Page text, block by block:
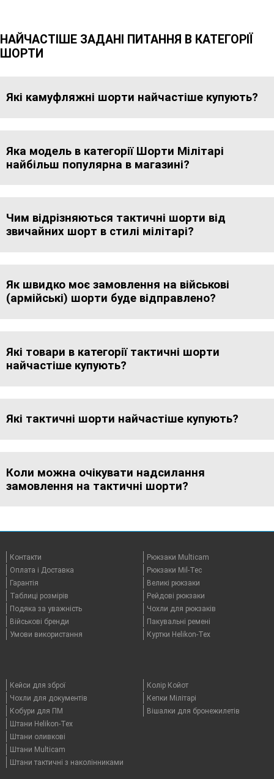
НАЙЧАСТІШЕ ЗАДАНІ ПИТАННЯ В КАТЕГОРІЇ
ШОРТИ
Які камуфляжні шорти найчастіше купують?
Яка модель в категорії Шорти Мілітарі
найбільш популярна в магазині?
Чим відрізняються тактичні шорти від
звичайних шорт в стилі мілітарі?
Як швидко моє замовлення на військові
(армійські) шорти буде відправлено?
Які товари в категорії тактичні шорти
найчастіше купують?
Які тактичні шорти найчастіше купують?
Коли можна очікувати надсилання
замовлення на тактичні шорти?
Контакти
Оплата i Доставка
Гарантія
Таблицi розмірів
Подяка за уважність
Військові бренди
Умови використання
Рюкзаки Multicam
Рюкзаки Mil-Tec
Великі рюкзаки
Рейдові рюкзаки
Чохли для рюкзаків
Пакувальні ремені
Куртки Helikon-Tex
Кейси для зброї
Чохли для документів
Кобури для ПМ
Штани Helikon-Tex
Штани оливкові
Штани Multicam
Штани тактичні з наколінниками
Колір Койот
Кепки Мілітарі
Вішалки для бронежилетів